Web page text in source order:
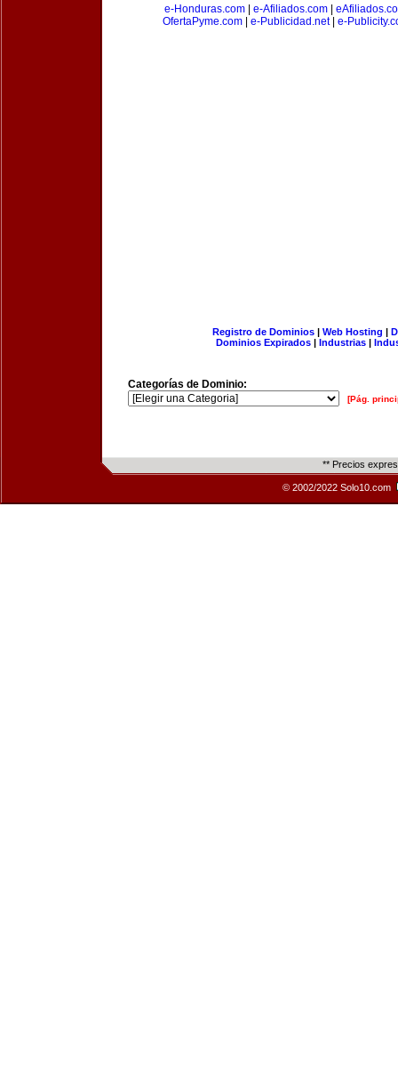
e-Honduras.com| e-Afiliados.com|
OfertaPyme.com| e-Publicidad.net| e-
Registro de Dominios| Web Hosting |
Dominios Expirados | Industrias |
Categorías de Dominio:
[Pág.
** Precios
© 2002/2022 Solo10.com